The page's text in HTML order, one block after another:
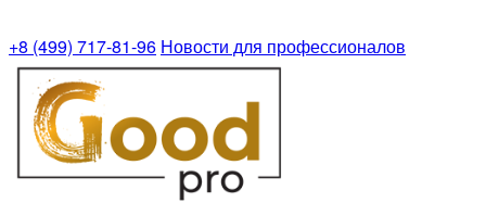
+8 (499) 717-81-96 Новости для профессионалов